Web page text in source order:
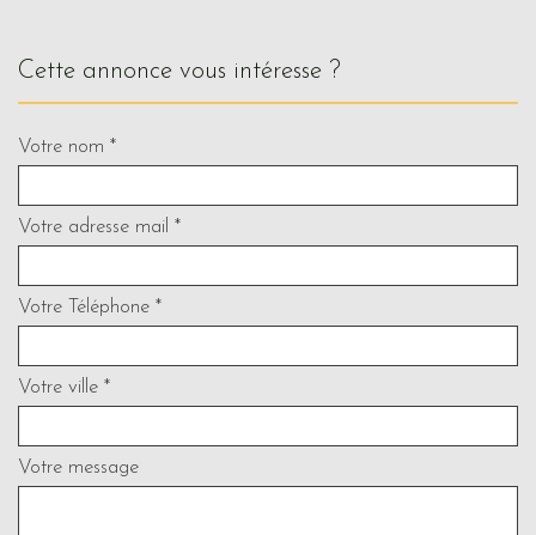
cette annonce vous intéresse ?
Votre nom *
Votre adresse mail *
Votre Téléphone *
Votre ville *
Votre message